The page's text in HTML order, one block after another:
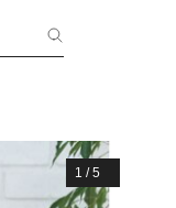
1 /5